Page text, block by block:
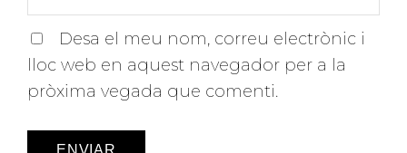
R
A
D
E
Desa el meu nom, correu electrònic i
lloc web en aquest navegador per a la
pròxima vegada que comenti.